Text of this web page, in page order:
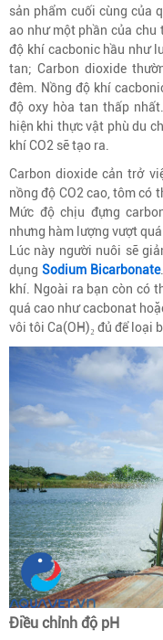
sản phẩm cuối cùng của
ao như một phần của chu
độ khí cacbonic hầu như
tan; Carbon dioxide
đêm. Nồng độ khí
độ oxy hòa tan thấp
hiện khi thực vật phù du
khí CO2 sẽ tạo ra.
Carbon dioxide cản trở
nồng độ CO2 cao, tôm có
Mức độ chịu đựng
nhưng hàm lượng vượt
Lúc này người nuôi sẽ
dụng Sodium Bicarbonate
khí. Ngoài ra bạn còn có
quá cao như cacbonat
vôi tôi Ca(OH)₂ đủ để loại
Điều chỉnh độ pH